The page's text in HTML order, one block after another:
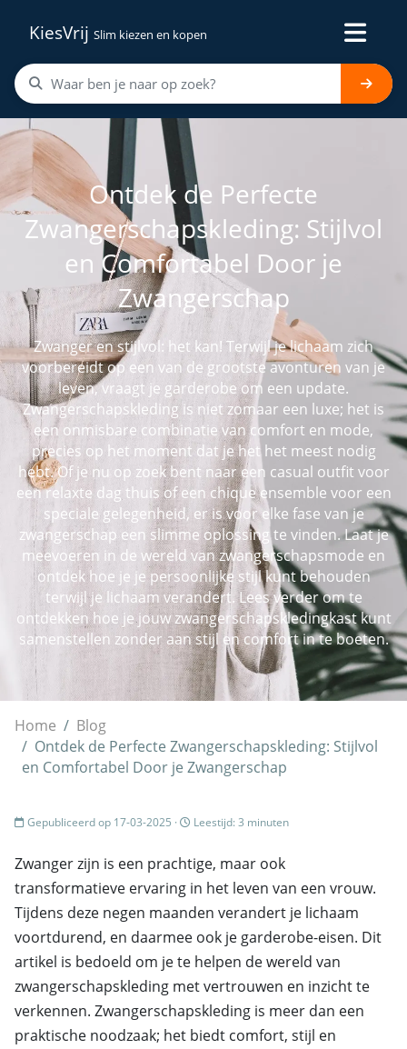
KiesVrij Slim kiezen en kopen
Ontdek de Perfecte
Zwangerschapskleding: Stijlvol
en Comfortabel Door je
Zwangerschap
Zwanger en stijlvol: het kan! Terwijl je lichaam zich
voorbereidt op een van de grootste avonturen van je
leven, vraagt je garderobe om een update.
Zwangerschapskleding is niet zomaar een luxe; het is
een onmisbare combinatie van comfort en mode,
precies op het moment dat je het het meest nodig
hebt. Of je nu op zoek bent naar een casual outfit voor
een relaxte dag thuis of een chique ensemble voor een
speciale gelegenheid, er is voor elke fase van je
zwangerschap een slimme oplossing te vinden. Laat je
meevoeren in de wereld van zwangerschapsmode en
ontdek hoe je je persoonlijke stijl kunt behouden
terwijl je lichaam verandert. Lees verder om te
ontdekken hoe je jouw zwangerschapskledingkast kunt
samenstellen zonder aan stijl en comfort in te boeten.
Home
Blog
Ontdek de Perfecte Zwangerschapskleding: Stijlvol
en Comfortabel Door je Zwangerschap
Gepubliceerd op 17-03-2025 · Leestijd: 3 minuten
Zwanger zijn is een prachtige, maar ook
transformatieve ervaring in het leven van een vrouw.
Tijdens deze negen maanden verandert je lichaam
voortdurend, en daarmee ook je garderobe-eisen. Dit
artikel is bedoeld om je te helpen de wereld van
zwangerschapskleding met vertrouwen en inzicht te
verkennen. Zwangerschapskleding is meer dan een
praktische noodzaak; het biedt comfort, stijl en